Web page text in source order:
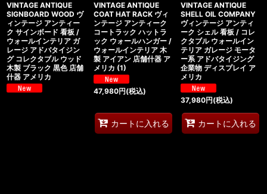
VINTAGE ANTIQUE
SIGNBOARD WOOD ヴ
ィンテージ アンティー
ク サインボード 看板 /
ウォールインテリア ガ
レージ アドバタイジン
グ コレクタブル ウッド
木製 ブラック 黒色 店舗
什器 アメリカ
VINTAGE ANTIQUE
COAT HAT RACK ヴィ
ンテージ アンティーク
コートラック ハットラ
ック ウォールハンガー /
ウォールインテリア 木
製 アイアン 店舗什器 ア
メリカ (1)
47,980円(税込)
カートに入れる
VINTAGE ANTIQUE
SHELL OIL COMPANY
ヴィンテージ アンティ
ーク シェル 看板 / コレ
クタブル ウォールイン
テリア ガレージ モータ
ー系 アドバタイジング
企業物 ディスプレイ ア
メリカ
37,980円(税込)
カートに入れる